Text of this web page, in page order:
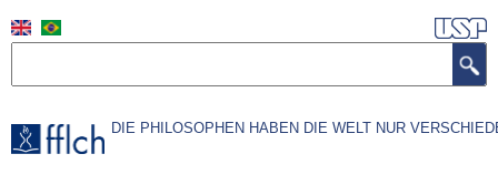
para
principal
DIE PHILOSOPHEN HABEN DIE WELT NUR